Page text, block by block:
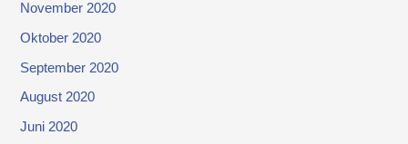
November 2020
Oktober 2020
September 2020
August 2020
Juni 2020